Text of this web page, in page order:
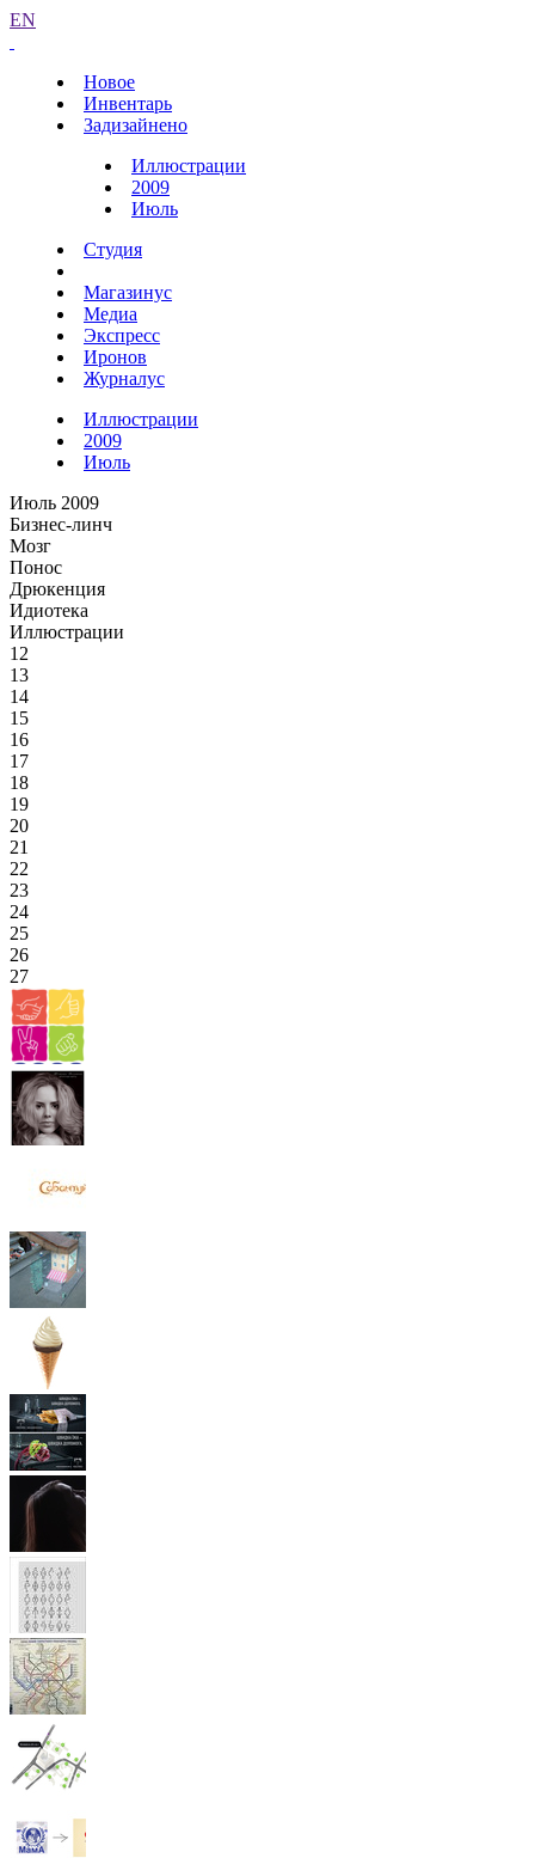
EN
Новое
Инвентарь
Задизайнено
Иллюстрации
2009
Июль
Студия
Магазинус
Медиа
Экспресс
Иронов
Журналус
Иллюстрации
2009
Июль
Июль 2009
Бизнес-линч
Мозг
Понос
Дрюкенция
Идиотека
Иллюстрации
12
13
14
15
16
17
18
19
20
21
22
23
24
25
26
27